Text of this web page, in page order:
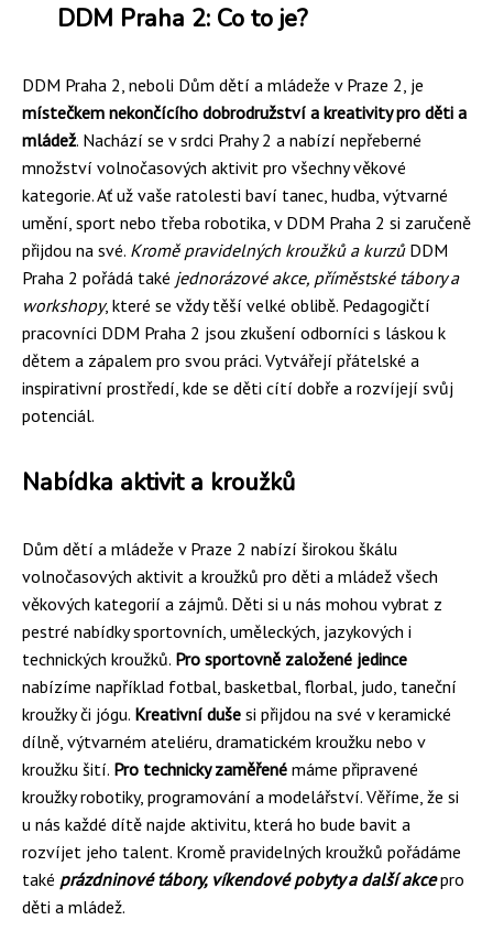
DDM Praha 2: Co to je?
DDM Praha 2, neboli Dům dětí a mládeže v Praze 2, je
místečkem nekončícího dobrodružství a kreativity pro děti a
mládež. Nachází se v srdci Prahy 2 a nabízí nepřeberné
množství volnočasových aktivit pro všechny věkové
kategorie. Ať už vaše ratolesti baví tanec, hudba, výtvarné
umění, sport nebo třeba robotika, v DDM Praha 2 si zaručeně
přijdou na své. Kromě pravidelných kroužků a kurzůDDM
Praha 2 pořádá také jednorázové akce, příměstské tábory a
workshopy, které se vždy těší velké oblibě. Pedagogičtí
pracovníci DDM Praha 2 jsou zkušení odborníci s láskou k
dětem a zápalem pro svou práci. Vytvářejí přátelské a
inspirativní prostředí, kde se děti cítí dobře a rozvíjejí svůj
potenciál.
Nabídka aktivit a kroužků
Dům dětí a mládeže v Praze 2 nabízí širokou škálu
volnočasových aktivit a kroužků pro děti a mládež všech
věkových kategorií a zájmů. Děti si u nás mohou vybrat z
pestré nabídky sportovních, uměleckých, jazykových i
technických kroužků. Pro sportovně založené jedince
nabízíme například fotbal, basketbal, florbal, judo, taneční
kroužky či jógu. Kreativní duše si přijdou na své v keramické
dílně, výtvarném ateliéru, dramatickém kroužku nebo v
kroužku šití. Pro technicky zaměřené máme připravené
kroužky robotiky, programování a modelářství. Věříme, že si
u nás každé dítě najde aktivitu, která ho bude bavit a
rozvíjet jeho talent. Kromě pravidelných kroužků pořádáme
také prázdninové tábory, víkendové pobyty a další akcepro
děti a mládež.